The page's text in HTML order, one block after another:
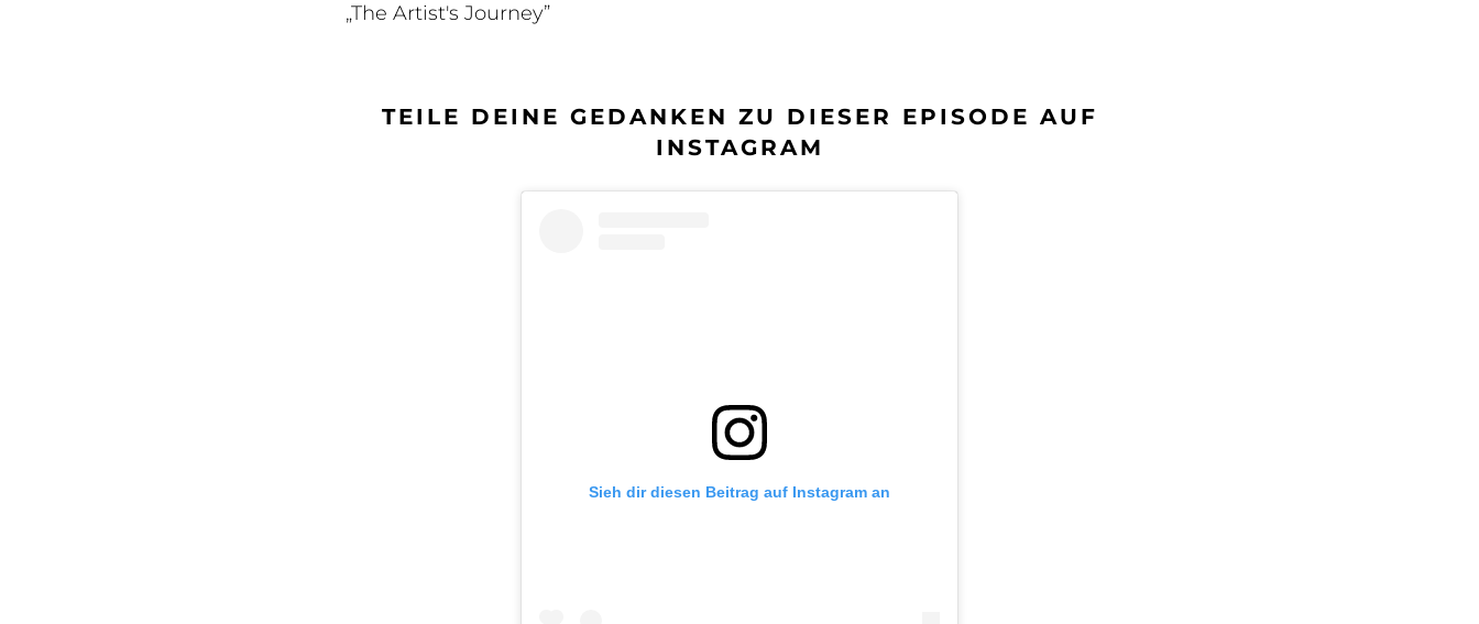
„The Artist's Journey”
TEILE DEINE GEDANKEN ZU DIESER EPISODE AUF
INSTAGRAM
Sieh dir diesen Beitrag auf Instagram an